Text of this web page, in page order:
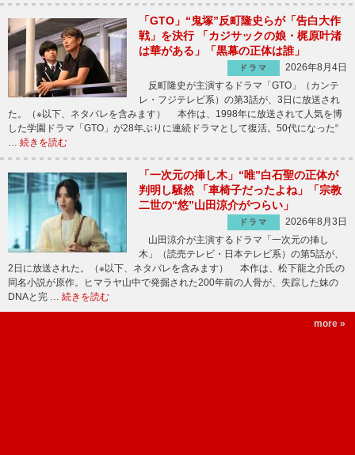
「GTO」“鬼塚”反町隆史らが「告白大作
戦」を決行 「カジサックの娘・梶原叶渚
は華がある」「黒幕の正体は誰」
ドラマ
2026年8月4日
反町隆史が主演するドラマ「GTO」（カンテ
レ・フジテレビ系）の第3話が、3日に放送され
た。（※以下、ネタバレを含みます） 本作は、1998年に放送されて人気を博
した学園ドラマ「GTO」が28年ぶりに連続ドラマとして復活。50代になった“
… 続きを読む
「一次元の挿し木」“唯”白石聖の正体が
判明し騒然 「車椅子だったよね」「宗教
二世の“悠”山田涼介がつらい」
ドラマ
2026年8月3日
山田涼介が主演するドラマ「一次元の挿し
木」（読売テレビ・日本テレビ系）の第5話が、
2日に放送された。（※以下、ネタバレを含みます） 本作は、松下龍之介氏の
同名小説が原作。ヒマラヤ山中で発掘された200年前の人骨が、失踪した妹の
DNAと完 … 続きを読む
more »